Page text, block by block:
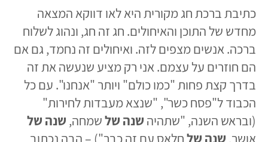
כתיבת ברכת חג מקורית היא לאו דווקא המצאה
מחדש של התוכן והאיחולים. חג זה חג, ונהוג לשלוח
ברכה. אנשים מצפים לזה. ואיחולים זה נחמד, גם אם
הם חוזרים על עצמם. אני רק מציע שנעשה את זה
בדרך קצת פחות "כמו כולם" ויותר "אנחנו". עם כל
הכבוד ל"פסח כשר", "שנצא מעבדות לחירות"
(ובראש השנה, "שתהיה שנה שלשמחה, שנה של
אושר, שנה שלחלאס עם זה כבר") – הבה נכתוב